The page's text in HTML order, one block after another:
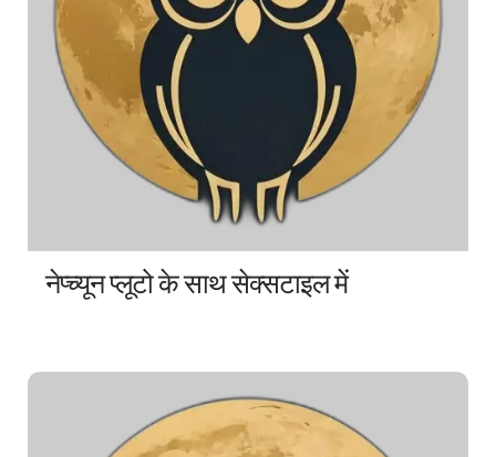
नेप्च्यून प्लूटो के साथ सेक्सटाइल में